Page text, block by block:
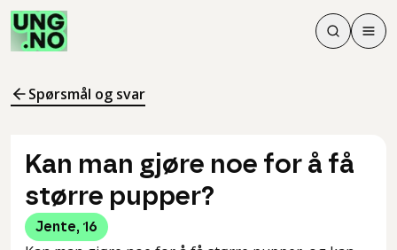
Søk
Søk
Meny
Spørsmål og svar
Kan man gjøre noe for å få
større pupper?
Jente, 16